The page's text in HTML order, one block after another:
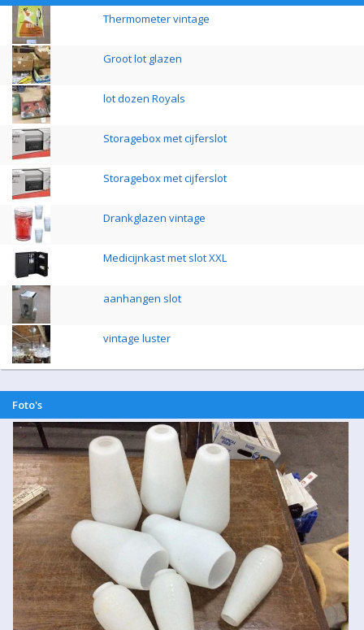
Thermometer vintage
Groot lot glazen
lot dozen Royals
Storagebox met cijferslot
Storagebox met cijferslot
Drankglazen vintage
Medicijnkast met slot XXL
aanhangen slot
vintage luster
Foto's